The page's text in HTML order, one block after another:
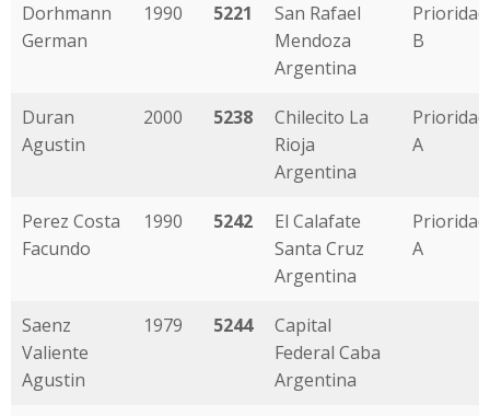
Dorhmann
German
1990 5221
San Rafael
Mendoza
Argentina
Prioridad
B
Duran
Agustin
2000 5238
Chilecito La
Rioja
Argentina
Prioridad
A
Perez Costa
Facundo
1990 5242
El Calafate
Santa Cruz
Argentina
Prioridad
A
Saenz
Valiente
Agustin
1979 5244
Capital
Federal Caba
Argentina